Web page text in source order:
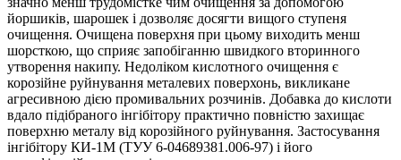
йоршиків, шарошек і дозволяє досягти вищого ступеня
очищення. Очищена поверхня при цьому виходить менш
шорсткою, що сприяє запобіганню швидкого вторинного
утворення накипу. Недоліком кислотного очищення є
корозійне руйнування металевих поверхонь, викликане
агресивною дією промивальних розчинів. Добавка до кислоти
вдало підібраного інгібітору практично повністю захищає
поверхню металу від корозійного руйнування. Застосування
інгібітору КИ-1М (ТУУ 6-04689381.006-97) і його